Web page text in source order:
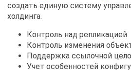
создать единую систему
холдинга.
Контроль над репликацией
Контроль изменения
Поддержка ссылочной
Учет особенностей